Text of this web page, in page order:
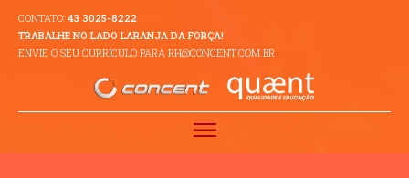
CONTATO: 43 3025-8222
TRABALHE NO LADO LARANJA DA FORÇA!
ENVIE O SEU CURRÍCULO PARA RH@CONCENT.COM.BR